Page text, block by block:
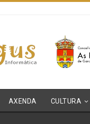
AXENDA CULTURA